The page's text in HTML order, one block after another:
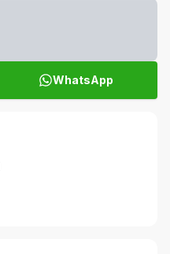
WhatsApp